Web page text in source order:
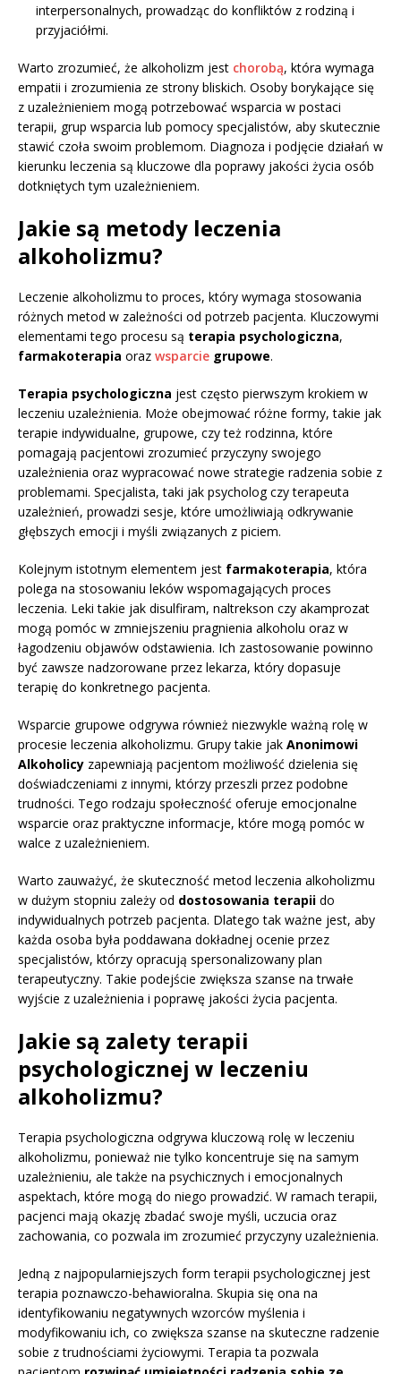
interpersonalnych, prowadząc do konfliktów z rodziną i
przyjaciółmi.
Warto zrozumieć, że alkoholizm jest chorobą, która wymaga
empatii i zrozumienia ze strony bliskich. Osoby borykające się
z uzależnieniem mogą potrzebować wsparcia w postaci
terapii, grup wsparcia lub pomocy specjalistów, aby skutecznie
stawić czoła swoim problemom. Diagnoza i podjęcie działań w
kierunku leczenia są kluczowe dla poprawy jakości życia osób
dotkniętych tym uzależnieniem.
Jakie są metody leczenia
alkoholizmu?
Leczenie alkoholizmu to proces, który wymaga stosowania
różnych metod w zależności od potrzeb pacjenta. Kluczowymi
elementami tego procesu są terapia psychologiczna,
farmakoterapia oraz wsparcie grupowe.
Terapia psychologiczna jest często pierwszym krokiem w
leczeniu uzależnienia. Może obejmować różne formy, takie jak
terapie indywidualne, grupowe, czy też rodzinna, które
pomagają pacjentowi zrozumieć przyczyny swojego
uzależnienia oraz wypracować nowe strategie radzenia sobie z
problemami. Specjalista, taki jak psycholog czy terapeuta
uzależnień, prowadzi sesje, które umożliwiają odkrywanie
głębszych emocji i myśli związanych z piciem.
Kolejnym istotnym elementem jest farmakoterapia, która
polega na stosowaniu leków wspomagających proces
leczenia. Leki takie jak disulfiram, naltrekson czy akamprozat
mogą pomóc w zmniejszeniu pragnienia alkoholu oraz w
łagodzeniu objawów odstawienia. Ich zastosowanie powinno
być zawsze nadzorowane przez lekarza, który dopasuje
terapię do konkretnego pacjenta.
Wsparcie grupowe odgrywa również niezwykle ważną rolę w
procesie leczenia alkoholizmu. Grupy takie jak Anonimowi
Alkoholicy zapewniają pacjentom możliwość dzielenia się
doświadczeniami z innymi, którzy przeszli przez podobne
trudności. Tego rodzaju społeczność oferuje emocjonalne
wsparcie oraz praktyczne informacje, które mogą pomóc w
walce z uzależnieniem.
Warto zauważyć, że skuteczność metod leczenia alkoholizmu
w dużym stopniu zależy od dostosowania terapii do
indywidualnych potrzeb pacjenta. Dlatego tak ważne jest, aby
każda osoba była poddawana dokładnej ocenie przez
specjalistów, którzy opracują spersonalizowany plan
terapeutyczny. Takie podejście zwiększa szanse na trwałe
wyjście z uzależnienia i poprawę jakości życia pacjenta.
Jakie są zalety terapii
psychologicznej w leczeniu
alkoholizmu?
Terapia psychologiczna odgrywa kluczową rolę w leczeniu
alkoholizmu, ponieważ nie tylko koncentruje się na samym
uzależnieniu, ale także na psychicznych i emocjonalnych
aspektach, które mogą do niego prowadzić. W ramach terapii,
pacjenci mają okazję zbadać swoje myśli, uczucia oraz
zachowania, co pozwala im zrozumieć przyczyny uzależnienia.
Jedną z najpopularniejszych form terapii psychologicznej jest
terapia poznawczo-behawioralna. Skupia się ona na
identyfikowaniu negatywnych wzorców myślenia i
modyfikowaniu ich, co zwiększa szanse na skuteczne radzenie
sobie z trudnościami życiowymi. Terapia ta pozwala